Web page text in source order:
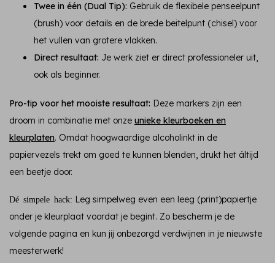
Twee in één (Dual Tip): Gebruik de flexibele penseelpunt
(brush) voor details en de brede beitelpunt (chisel) voor
het vullen van grotere vlakken.
Direct resultaat: Je werk ziet er direct professioneler uit,
ook als beginner.
Pro-tip voor het mooiste resultaat: Deze markers zijn een
droom in combinatie met onze unieke kleurboeken en
kleurplaten. Omdat hoogwaardige alcoholinkt in de
papiervezels trekt om goed te kunnen blenden, drukt het áltijd
een beetje door.
Dé simpele hack: Leg simpelweg even een leeg (print)papiertje
onder je kleurplaat voordat je begint. Zo bescherm je de
volgende pagina en kun jij onbezorgd verdwijnen in je nieuwste
meesterwerk!